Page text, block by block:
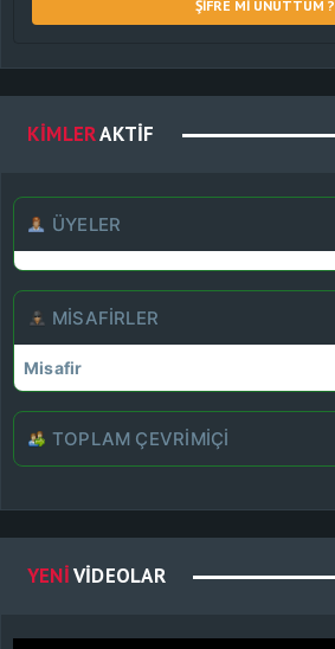
ŞIFRE MI UNUTTUM ?
KIMLERAKTIF
ÜYELER
MISAFIRLER
Misafir
TOPLAM ÇEVRIMIÇI
YENIVIDEOLAR